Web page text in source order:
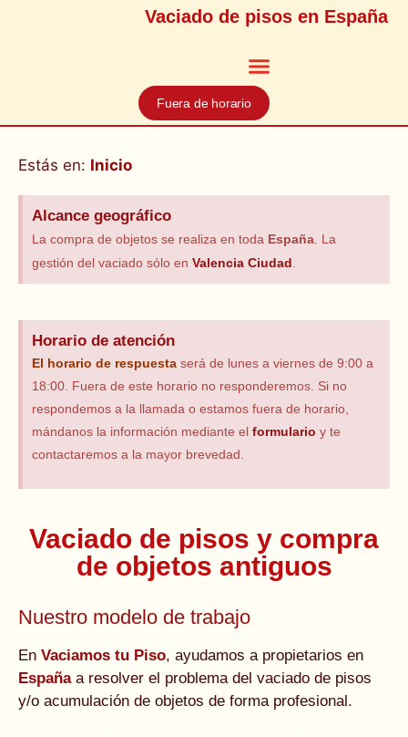
Vaciado de pisos en España
Fuera de horario
Estás en: Inicio
Alcance geográfico
La compra de objetos se realiza en toda España . La
gestión del vaciado sólo en Valencia Ciudad
Horario de atención
El horario de respuesta será de lunes a viernes de 9:00 a
18:00. Fuera de este horario no responderemos. Si no
respondemos a la llamada o estamos fuera de horario,
mándanos la información mediante el formulario y te
contactaremos a la mayor brevedad.
Vaciado de pisos y compra
de objetos antiguos
Nuestro modelo de trabajo
En Vaciamos tu Piso, ayudamos a propietarios en
Españaa resolver el problema del vaciado de pisos
y/o acumulación de objetos de forma profesional.